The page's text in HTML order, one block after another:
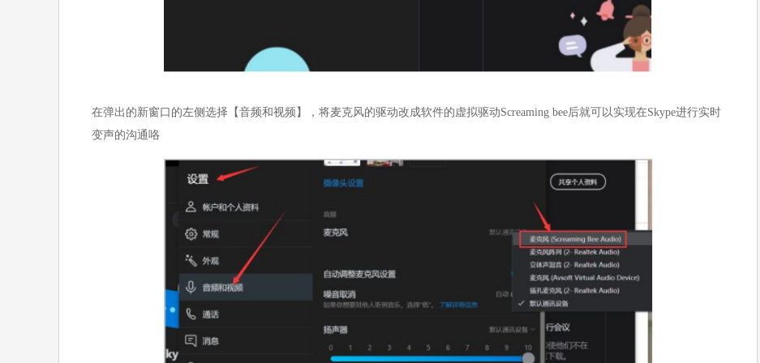
在弹出的新窗口的左侧选择【音频和视频】，将麦克风的驱动改成软件的虚拟驱动Screaming bee后就可以实现在Skype进行实时
变声的沟通咯